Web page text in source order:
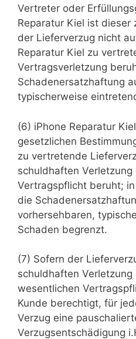
Vertreter oder
Reparatur Kiel ist dieser
der Lieferverzug nicht
Reparatur Kiel zu
Vertragsverletzung
Schadenersatzhaftung
typischerweise
(6) iPhone Reparatur
gesetzlichen
zu vertretende
schuldhaften
Vertragspflicht beruht;
die
vorhersehbaren,
Schaden begrenzt.
(7) Sofern der
schuldhaften Verletzung
wesentlichen
Kunde berechtigt, für
Verzug eine
Verzugsentschädigung